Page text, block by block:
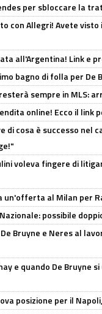
per sbloccare la
con Allegri! Avete
all'Argentina! Link e
bagno di folla per De
sempre in MLS:
online! Ecco il link
di cosa è successo nel
voleva fingere di
un'offerta al Milan per
possibile
Bruyne e Neres al
e quando De Bruyne
posizione per il